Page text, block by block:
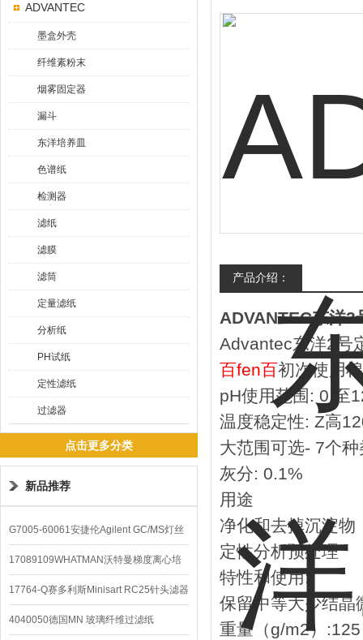
ADVANTEC
墨盒外壳
纤维素粉末
烟雾固定器
漏斗
东洋培养皿
色谱纸
检测器
滤纸
滤膜
滤筒
定量滤纸
分析纸
PH试纸
定性滤纸
过滤器
点击更多分类
新品推荐
G7005-60061安捷伦Agilent GC/MS灯丝
配件
17089109WHATMAN沃特曼梯度离心培
养基
17764-Q赛多利斯Minisart RC25针头滤器
4040050德国MN 玻璃纤维过滤纸
产品介绍：
ADVANTEC东洋
Advantec东洋2号
百fen百初次使用
pH使用范围: 0 至
温度稳定性: Z高
大范围可选- 7个种
灰分: 0.1%
用途
净化和去掉沉淀物
定性分析预处理
特性和使用:
保留中等大少结晶
重量（g/m2）:125